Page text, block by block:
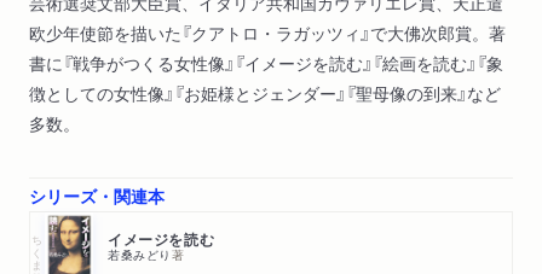
欧少年使節を描いた『クアトロ・ラガッツィ』で大佛次郎賞。著
書に『戦争がつくる女性像』『イメージを読む』『絵画を読む』『象
徴としての女性像』『お姫様とジェンダー』『聖母像の到来』など
多数。
シリーズ・関連本
ちくま学芸文庫 イメージを読む
若桑みどり 著